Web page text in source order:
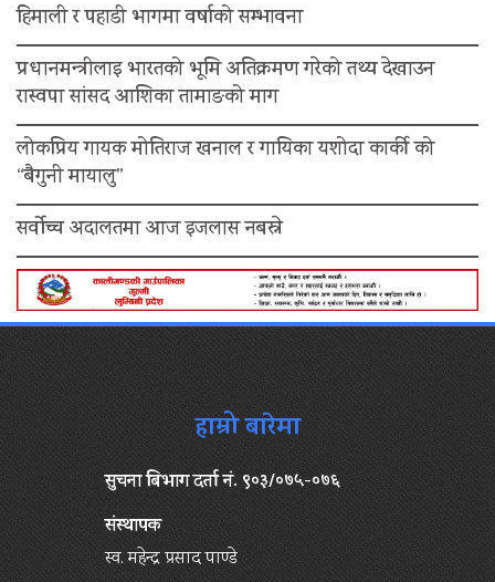
हिमाली र पहाडी भागमा वर्षाको सम्भावना
प्रधानमन्त्रीलाइ भारतको भूमि अतिक्रमण गरेको तथ्य देखाउन
रास्वपा सांसद आशिका तामाङको माग
लोकप्रिय गायक मोतिराज खनाल र गायिका यशोदा कार्की को
“बैगुनी मायालु”
सर्वोच्च अदालतमा आज इजलास नबस्ने
हाम्रो बारेमा
सुचना बिभाग दर्ता नं. ९०३/०७५-०७६
संस्थापक
स्व. महेन्द्र प्रसाद पाण्डे